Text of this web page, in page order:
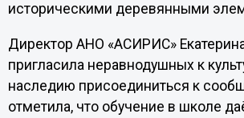
историческими деревянными
Директор АНО «АСИРИС»
пригласила неравнодушных к
наследию присоединиться к
отметила, что обучение в школе